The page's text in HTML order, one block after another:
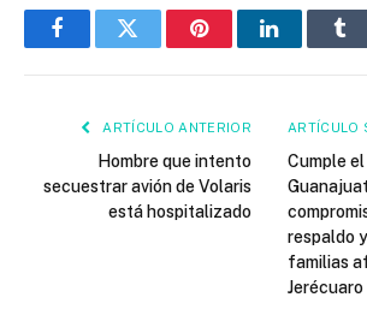
FacebookTwitter PinterestLinkedIn
ARTÍCULO ANTERIOR
Hombre que intento
secuestrar avión de Volaris
está hospitalizado
ARTÍCULO
Cumple
respaldo
familias